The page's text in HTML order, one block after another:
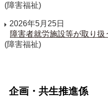
(障害福祉)
2026年5月25日
障害者就労施設等が取り扱
(障害福祉)
企画・共生推進係